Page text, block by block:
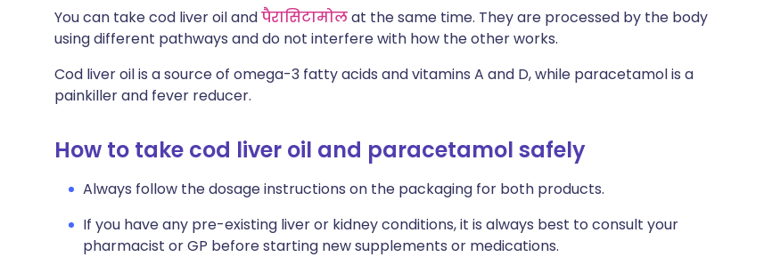
फेसबुक के माध्यम से साझा करें
लिंक्डइन के माध्यम से साझा
करें
X के माध्यम से साझा करें
WhatsApp के माध्यम से साझा
🇪🇸 Español 🇫🇷 Français
🇮🇹 Italiano 🇵🇹 Português
🇸🇪 Svenska
You can take cod liver oil andपैरासिटामोलat the same time. They are processed by the body
using different pathways and do not interfere with how the other works.
Cod liver oil is a source of omega-3 fatty acids and vitamins A and D, while paracetamol is a
painkiller and fever reducer.
How to take cod liver oil and paracetamol safely
Always follow the dosage instructions on the packaging for both products.
If you have any pre-existing liver or kidney conditions, it is always best to consult your
pharmacist or GP before starting new supplements or medications.